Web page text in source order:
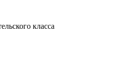
класса